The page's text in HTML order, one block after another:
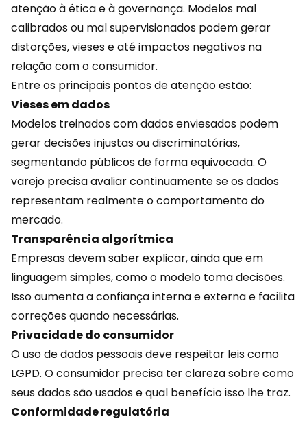
atenção à ética e à governança. Modelos mal
calibrados ou mal supervisionados podem gerar
distorções, vieses e até impactos negativos na
relação com o consumidor.
Entre os principais pontos de atenção estão:
Vieses em dados
Modelos treinados com dados enviesados podem
gerar decisões injustas ou discriminatórias,
segmentando públicos de forma equivocada. O
varejo precisa avaliar continuamente se os dados
representam realmente o comportamento do
mercado.
Transparência algorítmica
Empresas devem saber explicar, ainda que em
linguagem simples, como o modelo toma decisões.
Isso aumenta a confiança interna e externa e facilita
correções quando necessárias.
Privacidade do consumidor
O uso dedados pessoaisdeve respeitar leis como
LGPD. O consumidor precisa ter clareza sobre como
seus dados são usados e qual benefício isso lhe traz.
Conformidade regulatória